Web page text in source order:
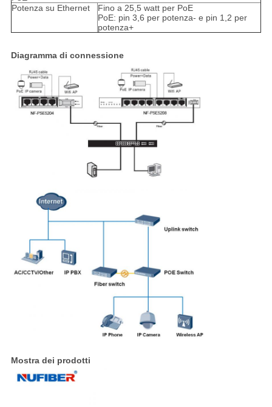
Potenza su Ethernet
Fino a 25,5 watt per PoE
PoE: pin 3,6 per potenza- e pin 1,2 per
potenza+
Diagramma di connessione
Mostra dei prodotti